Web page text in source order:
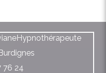
76 24